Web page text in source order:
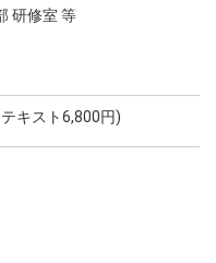
研修室 等
キスト6,800円)